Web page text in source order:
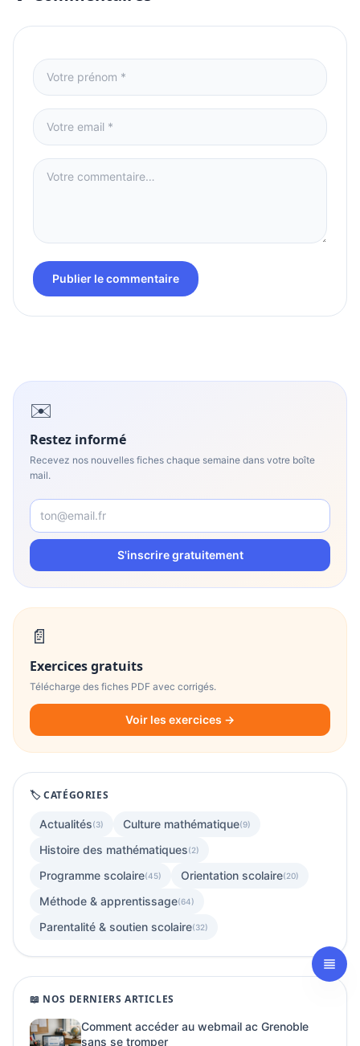
Publier le commentaire
✉️
Restez informé
Recevez nos nouvelles fiches chaque semaine dans votre boîte
mail.
S'inscrire gratuitement
📄
Exercices gratuits
Télécharge des fiches PDF avec corrigés.
Voir les exercices →
🏷️ CATÉGORIES
Actualités(3) Culture mathématique(9)
Histoire des mathématiques(2)
Programme scolaire(45) Orientation scolaire(20)
Méthode & apprentissage(64)
Parentalité & soutien scolaire(32)
📖 NOS DERNIERS ARTICLES
Comment accéder au webmail ac Grenoble
sans se tromper